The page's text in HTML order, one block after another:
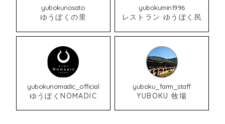
yubokunosato
ゆうぼくの里
yubokumin1996
レストラン ゆうぼく民
yubokunomadic_official
ゆうぼくNOMADIC
yuboku_farm_staff
YUBOKU 牧場